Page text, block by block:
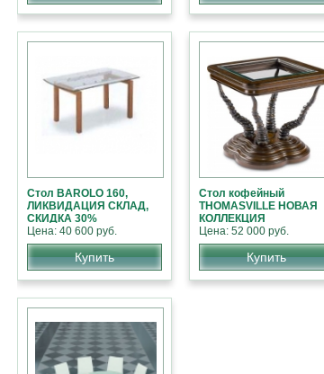
Стол BAROLO 160,
ЛИКВИДАЦИЯ СКЛАД,
СКИДКА 30%
Цена: 40 600 руб.
Купить
Стол кофейный
THOMASVILLE НОВАЯ
КОЛЛЕКЦИЯ
АМЕРИКАНСКОЙ
МЕБЕЛИ
Цена: 52 000 руб.
Купить